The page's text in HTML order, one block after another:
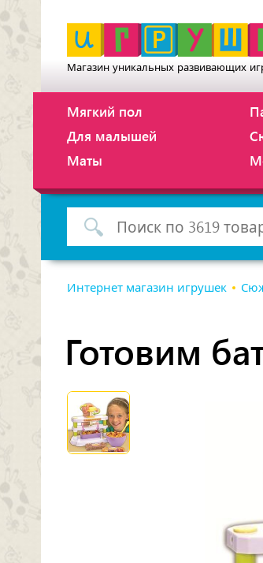
Магазин уникальных развивающих
Мягкий пол
Для малышей
Маты
Интернет магазин игрушек
Готовим